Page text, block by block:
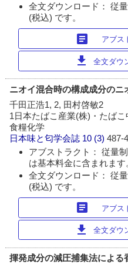
全文ダウンロード： 従
(税込) です。
article アブス
download 全文ダウ
ニオイ混合時の構成成分の
千田正浩1, 2, 田村啓敏2
1日本たばこ産業(株)・たば
食糧化学
日本味と匂学会誌 10 (3)487-
アブストラクト： 従量
は基本料金に含まれます
全文ダウンロード： 従
(税込) です。
article アブス
download 全文ダウ
揮発成分の減圧捕集法による